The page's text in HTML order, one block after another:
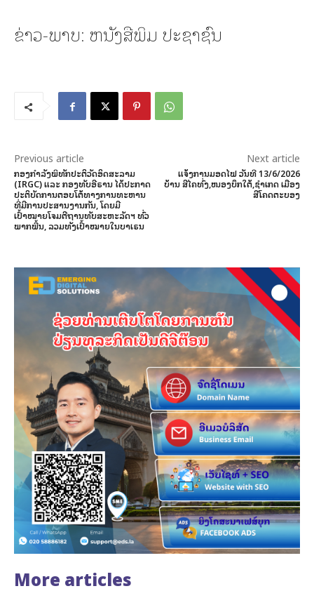
ຂ່າວ-ພາບ: ຫນັງສືພິມ ປະຊາຊົນ
Previous article
ກອງກຳລັງພິທັກປະຕິວັດອິດສະລາມ
(IRGC) ແລະ ກອງທັບອີຣານ ໄດ້ປະກາດ
ປະຕິບັດການຕອບໂຕ້ທາງການທະຫານ
ທີ່ມີການປະສານງານກັນ, ໂດຍມີ
ເປົ້າໝາຍໂຈມຕີຖານທັບສະຫະລັດຯ ທົ່ວ
ພາກພື້ນ, ລວມທັງເປົ້າໝາຍໃນບາເຣນ
Next article
ແຈ້ງການມອດໄຟ ວັນທີ 13/6/2026
ບ້ານ ສີໄຄທົ່ງ,ໜອງບຶກໃຕ້,ຊຳເກດ ເມືອງ
ສີໂຄດຕະບອງ
More articles